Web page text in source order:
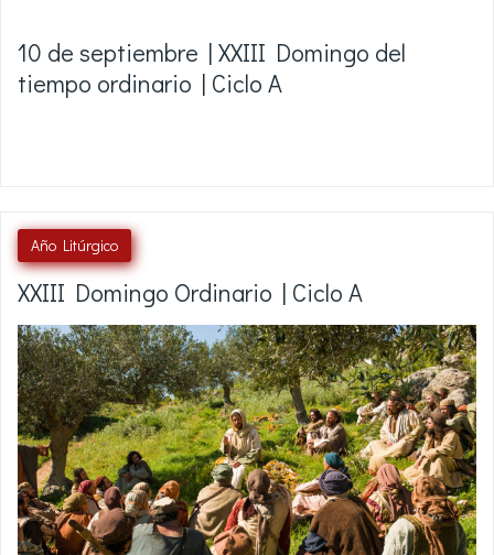
10 de septiembre | XXIII Domingo del
tiempo ordinario | Ciclo A
Año Litúrgico
XXIII Domingo Ordinario | Ciclo A